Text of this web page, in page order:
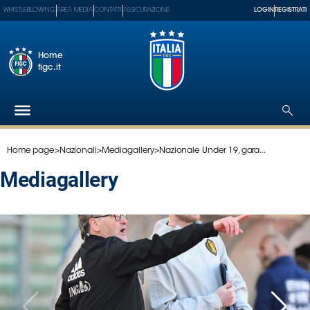
Federazione
Nazionali
SGS
Paralimpico
A
Women
WHISTLEBLOWING AREA MEDIA CONTATTI ASSICURAZIONE LOGIN REGISTRATI
Home
figc.it
Home page>Nazionali>Mediagallery>Nazionale Under 19, gara...
mediagallery